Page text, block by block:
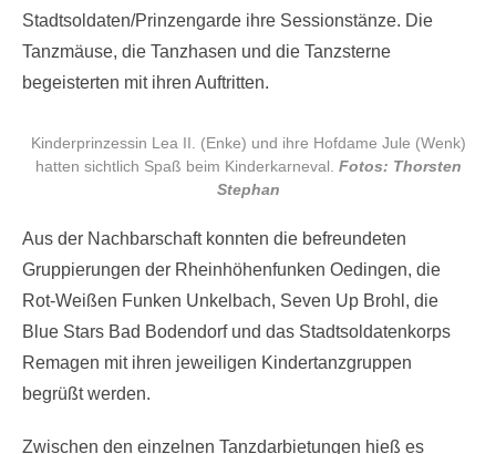
Stadtsoldaten/Prinzengarde ihre Sessionstänze. Die
Tanzmäuse, die Tanzhasen und die Tanzsterne
begeisterten mit ihren Auftritten.
Kinderprinzessin Lea II. (Enke) und ihre Hofdame Jule (Wenk)
hatten sichtlich Spaß beim Kinderkarneval. Fotos: Thorsten
Stephan
Aus der Nachbarschaft konnten die befreundeten
Gruppierungen der Rheinhöhenfunken Oedingen, die
Rot-Weißen Funken Unkelbach, Seven Up Brohl, die
Blue Stars Bad Bodendorf und das Stadtsoldatenkorps
Remagen mit ihren jeweiligen Kindertanzgruppen
begrüßt werden.
Zwischen den einzelnen Tanzdarbietungen hieß es